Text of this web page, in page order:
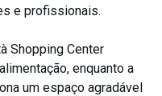
e profissionais.
Shopping Center
enquanto a
um espaço agradável